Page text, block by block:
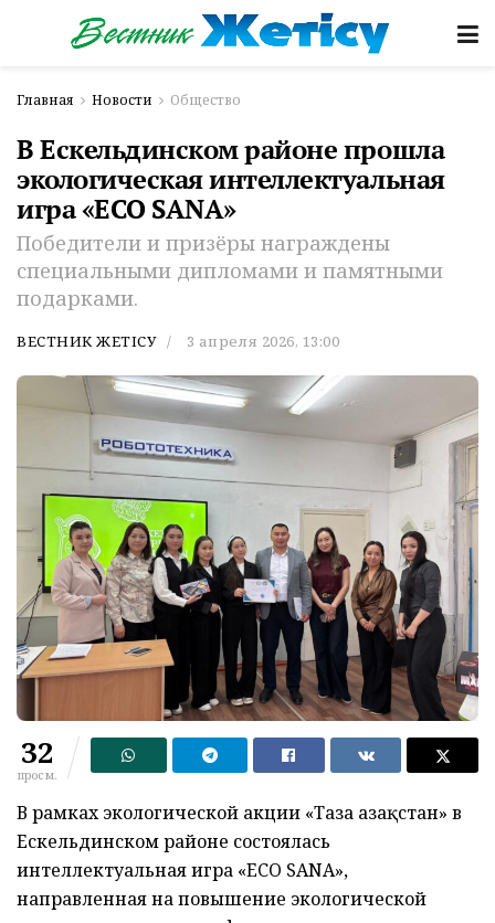
Главная Новости Общество
В Ескельдинском районе прошла
экологическая интеллектуальная
игра «ECO SANA»
Победители и призёры награждены
специальными дипломами и памятными
подарками.
ВЕСТНИК ЖЕТІСУ 3 апреля 2026, 13:00
32
просм.
В рамках экологической акции «Таза Қазақстан» в
Ескельдинском районе состоялась
интеллектуальная игра «ECO SANA»,
направленная на повышение экологической